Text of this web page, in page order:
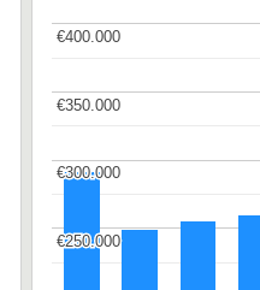
€250.000
€250.000
€300.000
€300.000
€350.000
€350.000
€400.000
€400.000